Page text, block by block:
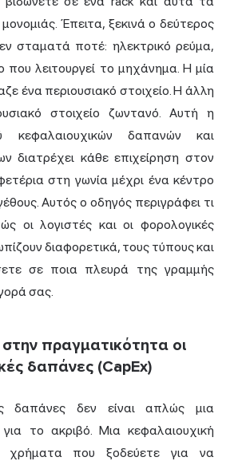
Έπειτα, ξεκινά ο δεύτερος
σταματά ποτέ: ηλεκτρικό ρεύμα,
που λειτουργεί το μηχάνημα. Η μία
ένα περιουσιακό στοιχείο. Η άλλη
στοιχείο ζωντανό. Αυτή η
κεφαλαιουχικών δαπανών και
διατρέχει κάθε επιχείρηση στον
στη γωνία μέχρι ένα κέντρο
Αυτός ο οδηγός περιγράφει τι
οι λογιστές και οι φορολογικές
διαφορετικά, τους τύπους και
σε ποια πλευρά της γραμμής
σας.
στην πραγματικότητα οι
δαπάνες (CapEx)
δαπάνες δεν είναι απλώς μια
το ακριβό. Μια κεφαλαιουχική
χρήματα που ξοδεύετε για να